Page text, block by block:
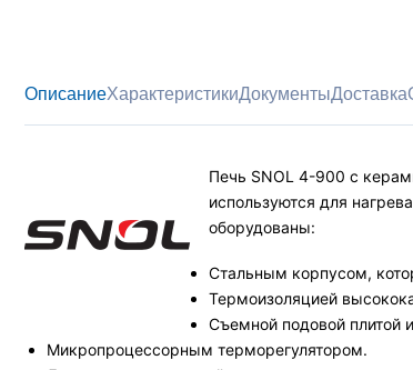
ОписаниеХарактеристикиДокументыДоставка
Печь SNOL 4-900 с
используются для
оборудованы:
Стальным корпусом,
Термоизоляцией
Съемной подовой
Микропроцессорным терморегулятором.